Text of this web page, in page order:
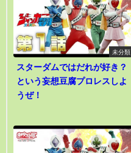
未分類
スターダムではだれが好き？
という妄想豆腐プロレスしよ
うぜ！